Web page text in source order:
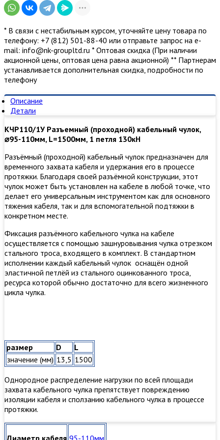
* В связи с нестабильным курсом, уточняйте цену товара по
телефону: +7 (812) 501-88-40 или отправьте запрос на е-
mail: info@nk-groupltd.ru * Оптовая скидка (При наличии
акционной цены, оптовая цена равна акционной) ** Партнерам
устанавливается дополнительная скидка, подробности по
телефону
Описание
Детали
КЧР110/1У Разъемный (проходной) кабельный чулок,
⌀95-110мм, L=1500мм, 1 петля 130кН
Разъёмный (проходной) кабельный чулок предназначен для
временного захвата кабеля и удержания его в процессе
протяжки. Благодаря своей разъёмной конструкции, этот
чулок может быть установлен на кабеле в любой точке, что
делает его универсальным инструментом как для основного
тяжения кабеля, так и для вспомогательной подтяжки в
конкретном месте.
Фиксация разъёмного кабельного чулка на кабеле
осуществляется с помощью зашнуровывания чулка отрезком
стального троса, входящего в комплект. В стандартном
исполнении каждый кабельный чулок оснащён одной
эластичной петлёй из стального оцинкованного троса,
ресурса которой обычно достаточно для всего жизненного
цикла чулка.
размер D
L
значение (мм) 13,5 1500
Однородное распределение нагрузки по всей площади
захвата кабельного чулка препятствует повреждению
изоляции кабеля и сползанию кабельного чулка в процессе
протяжки.